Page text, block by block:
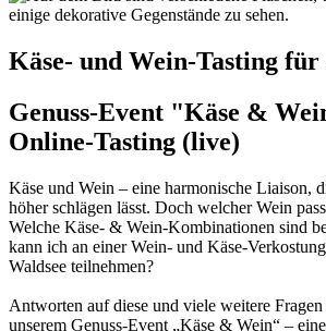
Käse- und Wein-Tasting für
Genuss-Event "Käse &
Online-Tasting (live)
Käse und Wein – eine harmonische Liaison,
höher schlägen lässt. Doch welcher Wein
Welche Käse- & Wein-Kombinationen sind
kann ich an einer Wein- und Käse-
Waldsee teilnehmen?
Antworten auf diese und viele weitere Fragen
unserem Genuss-Event „Käse & Wein“ –